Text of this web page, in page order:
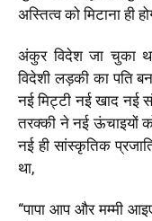
अस्तित्व को मिटाना ही
अंकुर विदेश जा चुका
विदेशी लड़की का पति
नई मिट्टी नई खाद नई
तरक्की ने नई ऊंचाइयों
नई ही सांस्कृतिक
था,
“पापा आप और मम्मी